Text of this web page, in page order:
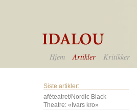
Hjem Artikler Kritikker
Siste artikler:
aféteatret/Nordic Black
Theatre: «Ivars kro»